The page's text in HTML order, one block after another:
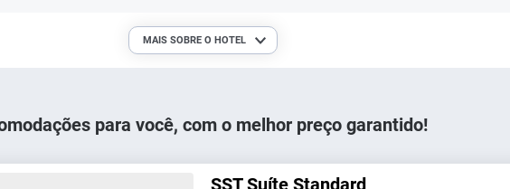
MAIS SOBRE O HOTEL
para você, com o melhor preço garantido!
SST Suíte Standard